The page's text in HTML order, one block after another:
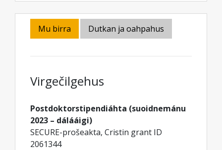
Mu birra Dutkan ja oahpahus
Virgečilgehus
Postdoktorstipendiáhta (suoidnemánu
2023 – dálááigi)
SECURE-prošeakta, Cristin grant ID
2061344